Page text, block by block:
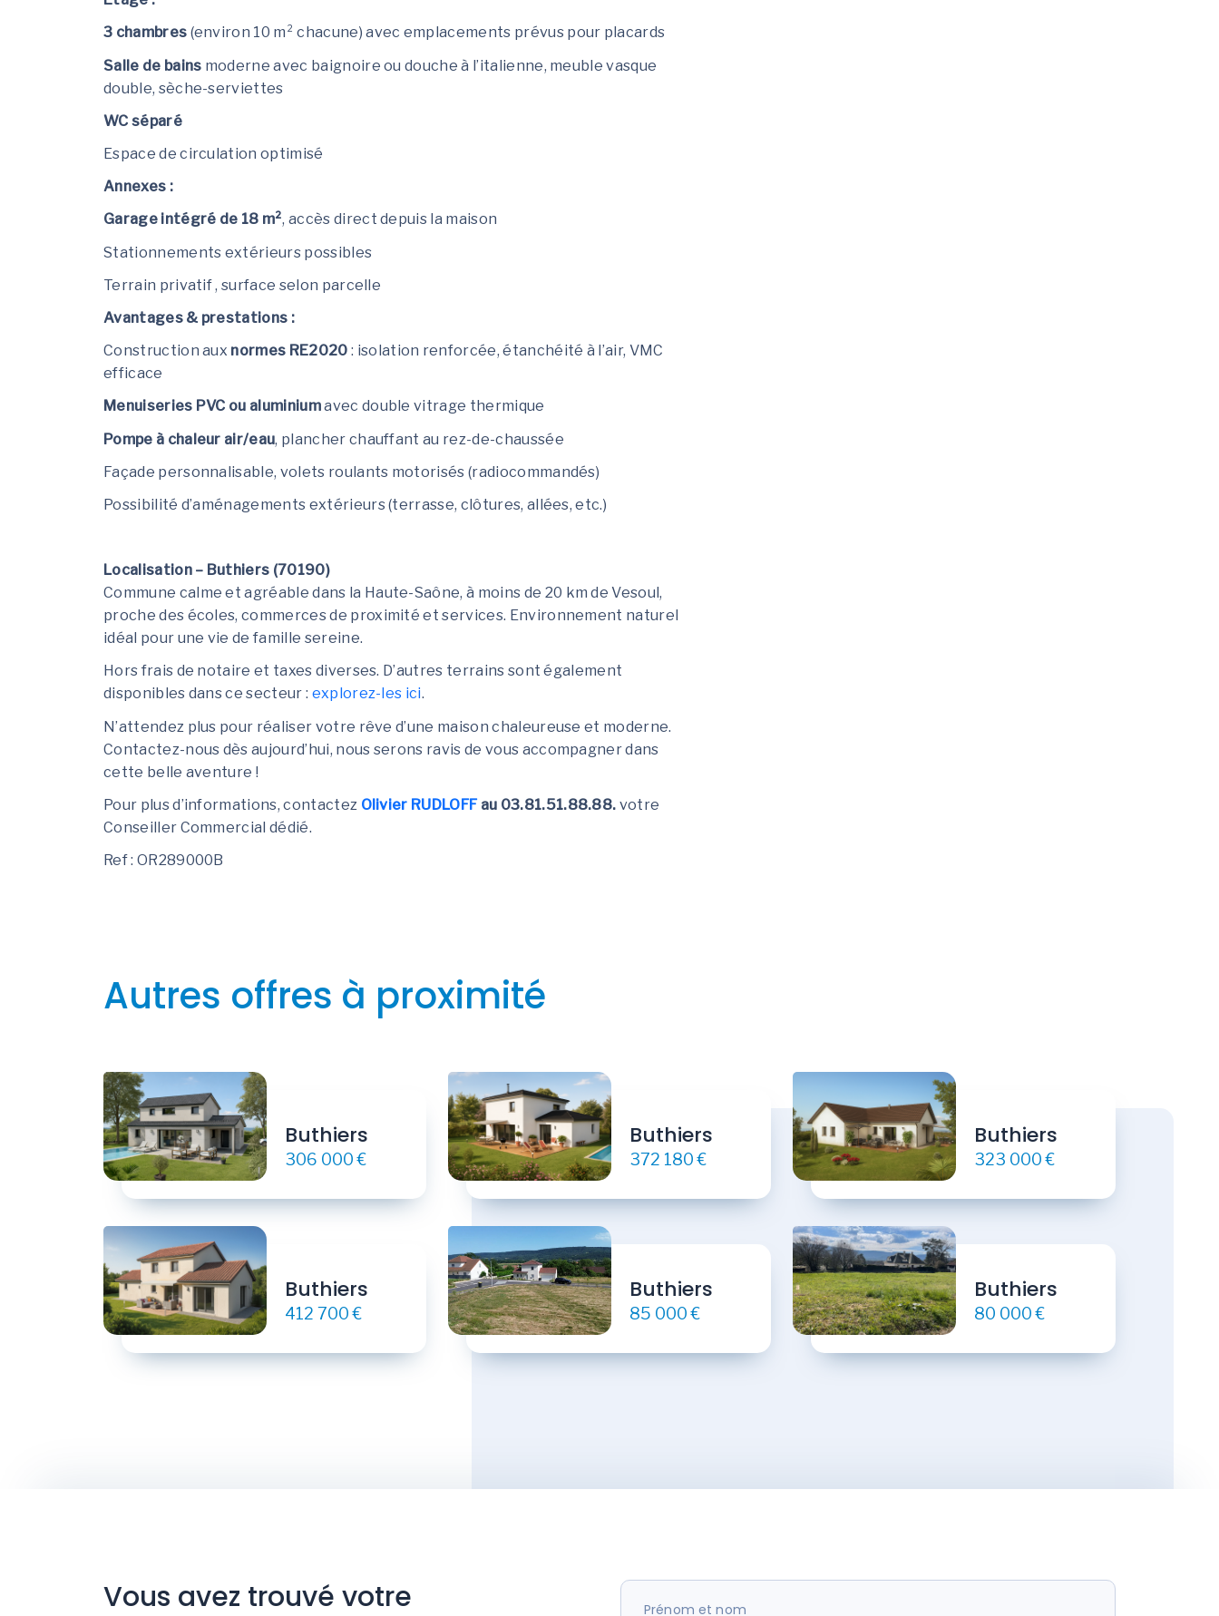
3 chambres (environ 10 m² chacune) avec emplacements prévus pour placards
Salle de bains moderne avec baignoire ou douche à l’italienne, meuble vasque
double, sèche-serviettes
WC séparé
Espace de circulation optimisé
Annexes :
Garage intégré de 18 m², accès direct depuis la maison
Stationnements extérieurs possibles
Terrain privatif , surface selon parcelle
Avantages & prestations :
Construction aux normes RE2020 : isolation renforcée, étanchéité à l’air, VMC
efficace
Menuiseries PVC ou aluminiumavec double vitrage thermique
Pompe à chaleur air/eau, plancher chauffant au rez-de-chaussée
Façade personnalisable, volets roulants motorisés (radiocommandés)
Possibilité d’aménagements extérieurs (terrasse, clôtures, allées, etc.)
Localisation – Buthiers (70190)
Commune calme et agréable dans la Haute-Saône, à moins de 20 km de Vesoul,
proche des écoles, commerces de proximité et services. Environnement naturel
idéal pour une vie de famille sereine.
Hors frais de notaire et taxes diverses. D’autres terrains sont également
disponibles dans ce secteur : explorez-les ici.
N’attendez plus pour réaliser votre rêve d’une maison chaleureuse et moderne.
Contactez-nous dès aujourd’hui, nous serons ravis de vous accompagner dans
cette belle aventure !
Pour plus d’informations, contactez Olivier RUDLOFFau 03.81.51.88.88. votre
Conseiller Commercial dédié.
Ref : OR289000B
Autres offres à proximité
Buthiers
306 000 €
Buthiers
372 180 €
Buthiers
323 000 €
Buthiers
412 700 €
Buthiers
85 000 €
Buthiers
80 000 €
Vous avez trouvé votre